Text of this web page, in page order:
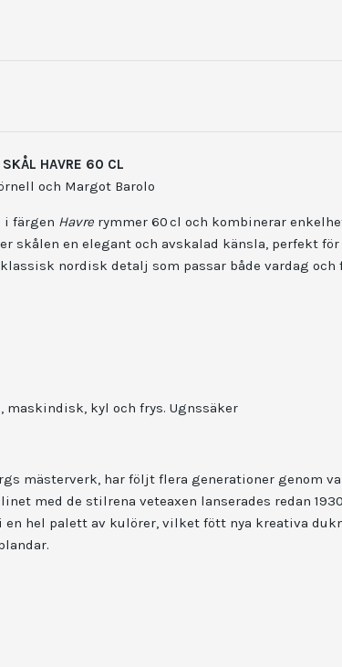
SKÅL HAVRE 60 CL
och Margot Barolo
i färgen Havre rymmer 60 cl och kombinerar
skålen en elegant och avskalad känsla, perfekt
nordisk detalj som passar både vardag och
maskindisk, kyl och frys. Ugnssäker
mästerverk, har följt flera generationer genom
med de stilrena veteaxen lanserades redan
en hel palett av kulörer, vilket fött nya kreativa